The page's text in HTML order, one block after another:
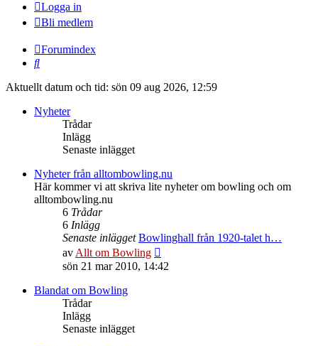
Logga in
Bli medlem
Forumindex
Sök
Aktuellt datum och tid: sön 09 aug 2026, 12:59
Nyheter
Trådar
Inlägg
Senaste inlägget
Nyheter från alltombowling.nu
Här kommer vi att skriva lite nyheter om bowling och om
alltombowling.nu
6 Trådar
6 Inlägg
Senaste inlägget Bowlinghall från 1920-talet h…
avAllt om Bowling
till
sön 21 mar 2010, 14:42
Blandat om Bowling
Trådar
Inlägg
Senaste inlägget